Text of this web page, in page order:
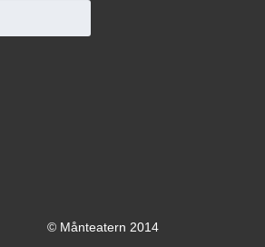
© Månteatern 2014